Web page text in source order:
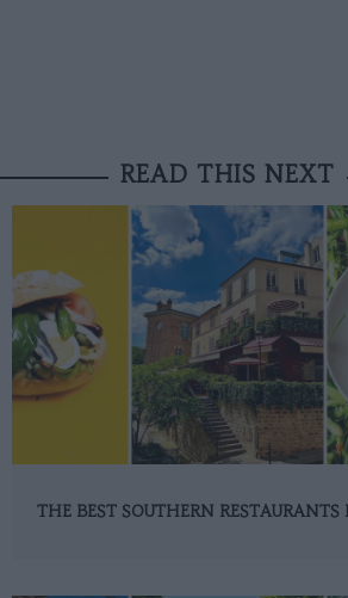
READ THIS NEXT
THE BEST SOUTHERN RESTAURANTS